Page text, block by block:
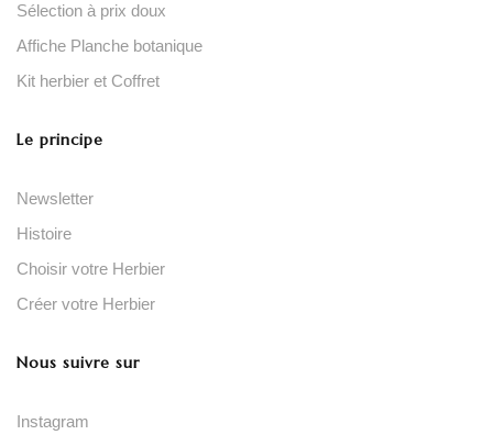
Sélection à prix doux
Affiche Planche botanique
Kit herbier et Coffret
Le principe
Newsletter
Histoire
Choisir votre Herbier
Créer votre Herbier
Nous suivre sur
Instagram